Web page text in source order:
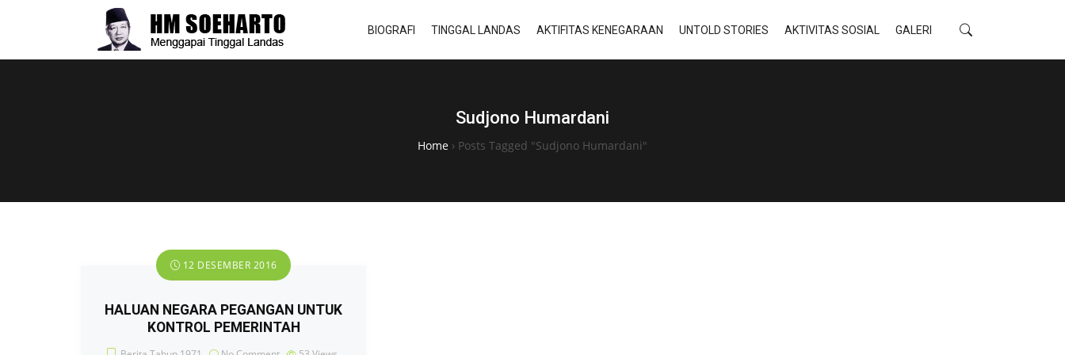
BIOGRAFI TINGGAL LANDAS AKTIFITAS KENEGARAAN UNTOLD STORIES AKTIVITAS SOSIAL GALERI
Sudjono Humardani
Home › Posts Tagged "Sudjono Humardani"
12 DESEMBER 2016
HALUAN NEGARA PEGANGAN UNTUK
KONTROL PEMERINTAH